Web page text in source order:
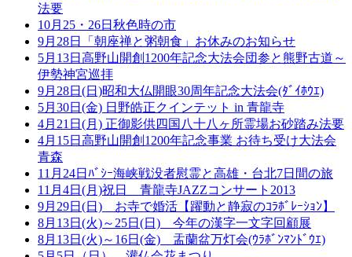
法要
10月25・26日秋色時の市
9月28日「朝座禅と粥朝食」お休みのお知らせ
5月13日高野山開創1200年記念大法会団参と熊野古道～
伊勢神宮巡拝
9月28日(日)昭和大仏開眼30周年記念大法会(ﾀﾞｲﾎｳｴ)
5月30日(金) 日野皓正クインテット in 青龍寺
4月21日(月) 正御影供四国八十八ヶ所霊場お砂踏み法要
4月15日高野山開創1200年記念事業 お待ち受け大法会
青森
11月24日ﾊﾞｼｰ海峡戦没者慰霊と高雄・台北7日間の旅
11月4日(月)祝日 青龍寺JAZZコンサート2013
9月29日(日) お寺で婚活【躍動と静寂のｺﾗﾎﾞﾚｰｼｮﾝ】
8月13日(火)～25日(日) 今年の漢字一文字回顧展
8月13日(火)～16日(金) 盂蘭盆万灯会(ｳﾗﾎﾞﾝﾏﾝﾄﾞｳｴ)